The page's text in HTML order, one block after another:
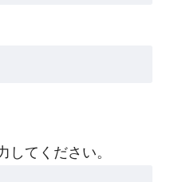
してください。